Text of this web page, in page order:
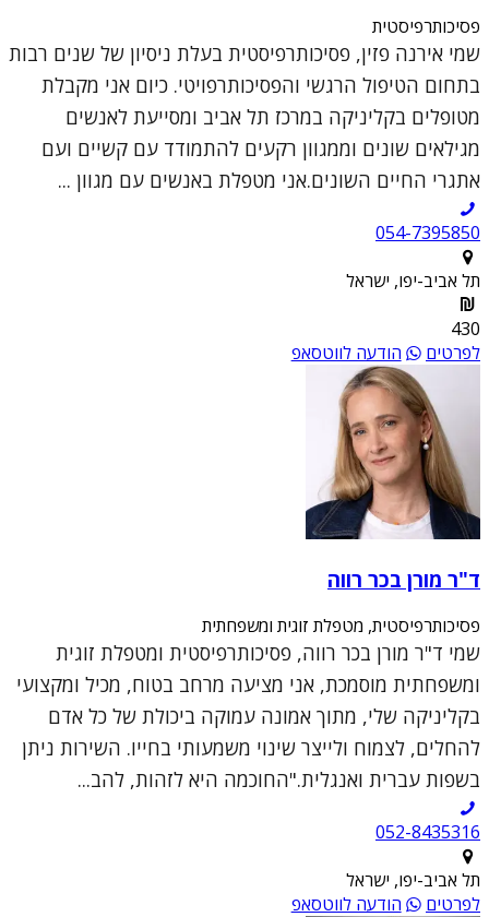
פסיכותרפיסטית
שמי אירנה פזין, פסיכותרפיסטית בעלת ניסיון של שנים רבות
בתחום הטיפול הרגשי והפסיכותרפויטי. כיום אני מקבלת
מטופלים בקליניקה במרכז תל אביב ומסייעת לאנשים
מגילאים שונים וממגוון רקעים להתמודד עם קשיים ועם
אתגרי החיים השונים.אני מטפלת באנשים עם מגוון ...
054-7395850
תל אביב-יפו, ישראל
430
לפרטים
הודעה לווטסאפ
ד"ר מורן בכר רווה
פסיכותרפיסטית, מטפלת זוגית ומשפחתית
שמי ד"ר מורן בכר רווה, פסיכותרפיסטית ומטפלת זוגית
ומשפחתית מוסמכת, אני מציעה מרחב בטוח, מכיל ומקצועי
בקליניקה שלי, מתוך אמונה עמוקה ביכולת של כל אדם
להחלים, לצמוח ולייצר שינוי משמעותי בחייו. השירות ניתן
בשפות עברית ואנגלית."החוכמה היא לזהות, להב...
052-8435316
תל אביב-יפו, ישראל
לפרטים
הודעה לווטסאפ